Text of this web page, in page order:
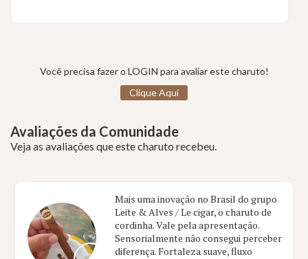
Você precisa fazer o LOGIN para avaliar este charuto!
Clique Aqui
Avaliações da Comunidade
Veja as avaliações que este charuto recebeu.
Mais uma inovação no Brasil do grupo
Leite & Alves / Le cigar, o charuto de
cordinha. Vale pela apresentação.
Sensorialmente não consegui perceber
diferença. Fortaleza suave, fluxo